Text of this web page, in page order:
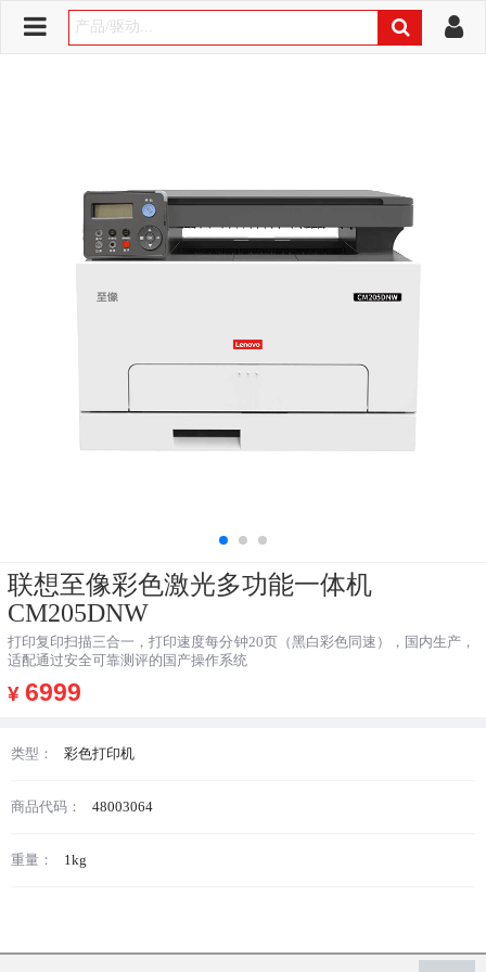
联想至像彩色激光多功能一体机
CM205DNW
打印复印扫描三合一，打印速度每分钟20页（黑白彩色同速），国内生产，
适配通过安全可靠测评的国产操作系统
¥ 6999
类型： 彩色打印机
商品代码： 48003064
重量： 1kg